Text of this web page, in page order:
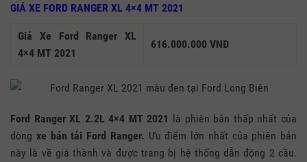
GIÁ XE FORD RANGER XL 4×4 MT 2021
Giá Xe Ford Ranger XL
4×4 MT 2021
616.000.000 VNĐ
Ford Ranger XL 2.2L 4×4 MT 2021 là phiên bản thấp nhất của
dòng xe bán tải Ford Ranger. Ưu điểm lớn nhất của phiên bản
này là về giá thành và được trang bị hệ thống dẫn động 2 cầu.